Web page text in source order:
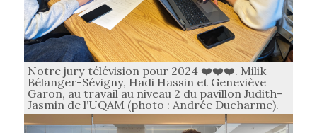
Notre jury télévision pour 2024 ❤️❤️❤️. Milik
Bélanger-Sévigny, Hadi Hassin et Geneviève
Garon, au travail au niveau 2 du pavillon Judith-
Jasmin de l’UQAM (photo : Andrée Ducharme).